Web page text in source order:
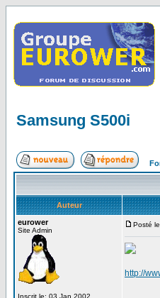
Samsung S500i
Auteur
eurower
Site Admin
Inscrit le: 03 Jan 2002
Posté
http://